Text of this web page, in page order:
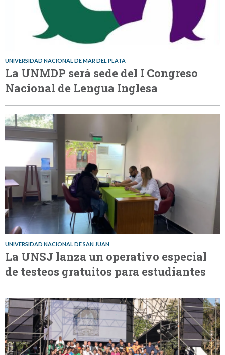
UNIVERSIDAD NACIONAL DE MAR DEL PLATA
La UNMDP será sede del I Congreso
Nacional de Lengua Inglesa
UNIVERSIDAD NACIONAL DE SAN JUAN
La UNSJ lanza un operativo especial
de testeos gratuitos para estudiantes